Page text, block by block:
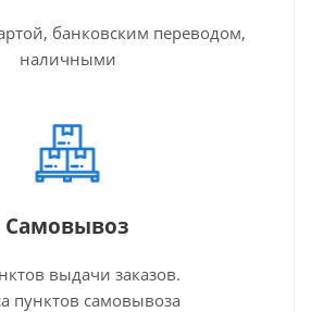
банковским переводом,
наличными
Самовывоз
выдачи заказов.
пунктов самовывоза